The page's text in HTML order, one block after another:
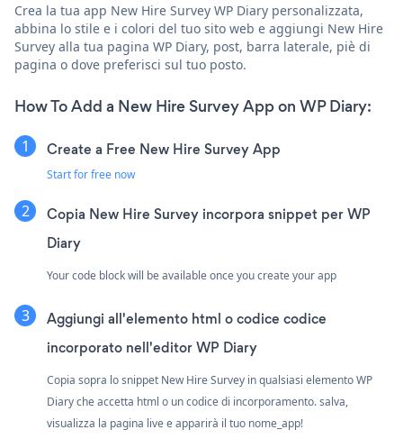
Crea la tua app New Hire Survey WP Diary personalizzata,
abbina lo stile e i colori del tuo sito web e aggiungi New Hire
Survey alla tua pagina WP Diary, post, barra laterale, piè di
pagina o dove preferisci sul tuo posto.
How To Add a New Hire Survey App on WP Diary:
Create a Free New Hire Survey App
Start for free now
Copia New Hire Survey incorpora snippet per WP
Diary
Your code block will be available once you create your app
Aggiungi all'elemento html o codice codice
incorporato nell'editor WP Diary
Copia sopra lo snippet New Hire Survey in qualsiasi elemento WP
Diary che accetta html o un codice di incorporamento. salva,
visualizza la pagina live e apparirà il tuo nome_app!